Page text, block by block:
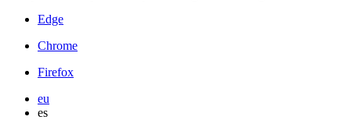
Edge
Chrome
Firefox
eu
es